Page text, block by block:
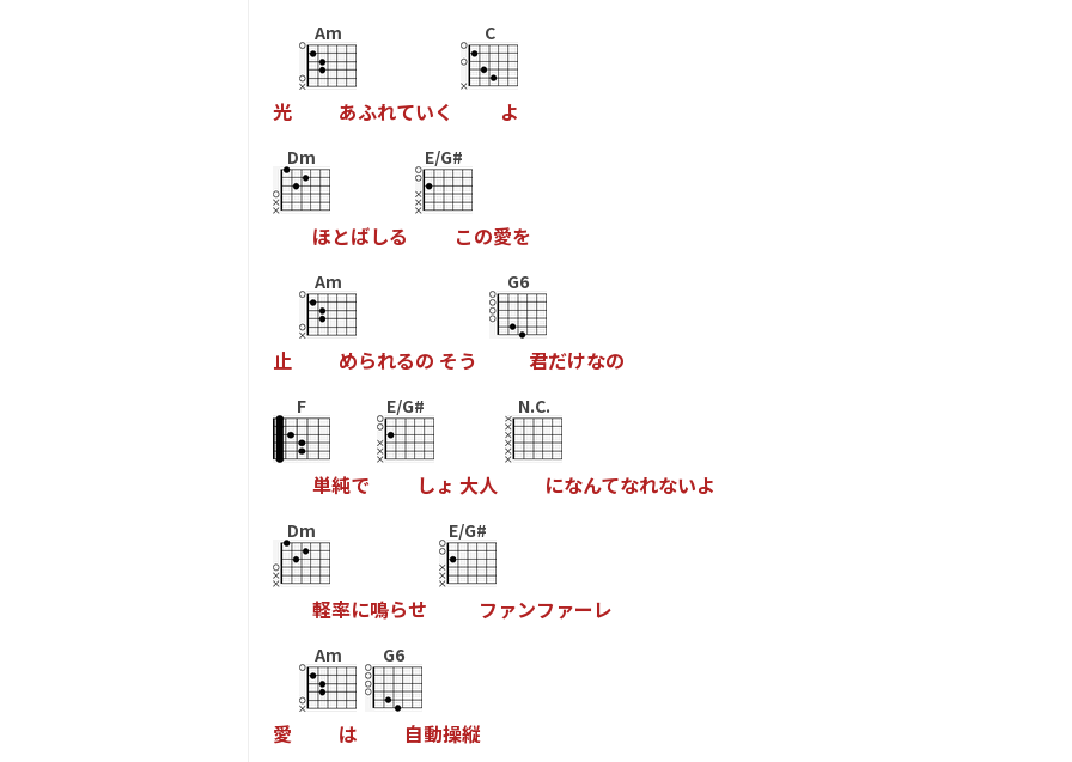
光
Am
あふれていく
C
よ
Dm
ほとばしる
E/G#
この愛を
止
Am
められるの そう
G6
君だけなの
F
単純で
E/G#
しょ 大人
N.C.
になんてなれないよ
Dm
軽率に鳴らせ
E/G#
フ ァンフ ァー レ
愛
Am
は
G6
自動操縦